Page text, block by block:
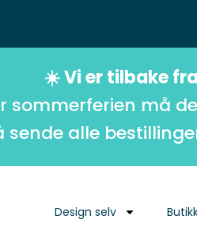
☀️ Vi er tilbake
sommerferien må
sende alle
Design selv